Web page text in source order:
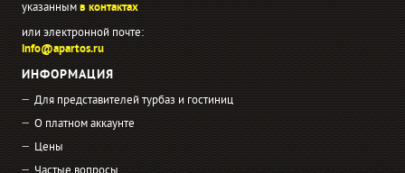
указаннымв контактах
или электронной почте:
info@apartos.ru
ИНФОРМАЦИЯ
Для представителей турбаз и гостиниц
О платном аккаунте
Цены